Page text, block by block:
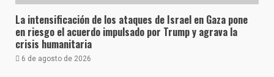
La intensificación de los ataques de Israel en Gaza pone
en riesgo el acuerdo impulsado por Trump y agrava la
crisis humanitaria
6 de agosto de 2026